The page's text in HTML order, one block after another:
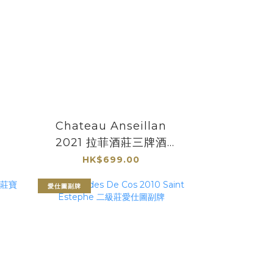
Chateau Anseillan
2021 拉菲酒莊三牌酒
Pauillac
HK$699.00
愛仕圖副牌